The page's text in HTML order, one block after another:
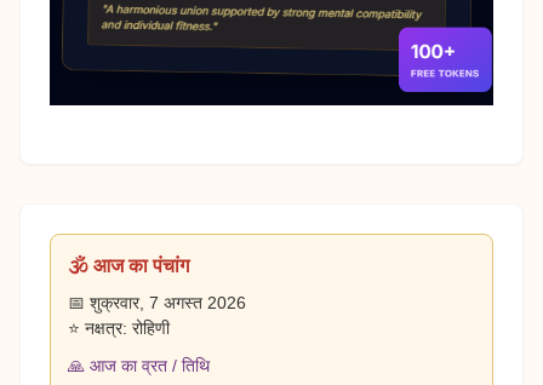
🕉️ आज का पंचांग
📅 शुक्रवार, 7 अगस्त 2026
⭐ नक्षत्र: रोहिणी
🙏 आज का व्रत / तिथि